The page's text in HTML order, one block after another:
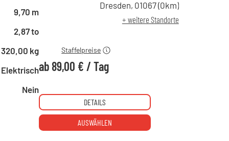
9,70 m
2,87 to
320,00 kg
Elektrisch
Nein
129,00 €
ab 15 Tagen
ab 21 Tagen
Staffelpreise
ab 89,00 € /Tag
Dresden, 01067(0km)
+ weitere Standorte
DETAILS
AUSWÄHLEN